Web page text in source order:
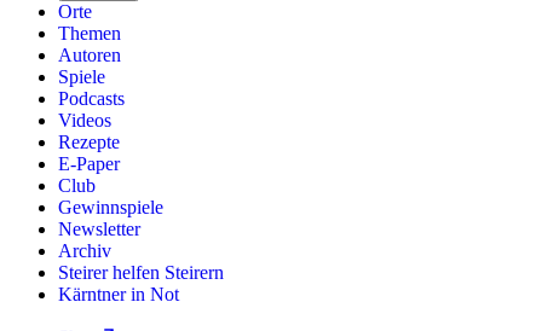
Orte
Themen
Autoren
Spiele
Podcasts
Videos
Rezepte
E-Paper
Club
Gewinnspiele
Newsletter
Archiv
Steirer helfen Steirern
Kärntner in Not